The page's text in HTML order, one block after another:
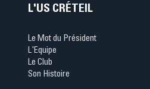
L'US CRÉTEIL
Le Mot du Président
L'Equipe
Le Club
Son Histoire